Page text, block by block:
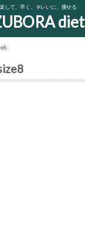
楽して、早く、キレいに、痩せる
diet